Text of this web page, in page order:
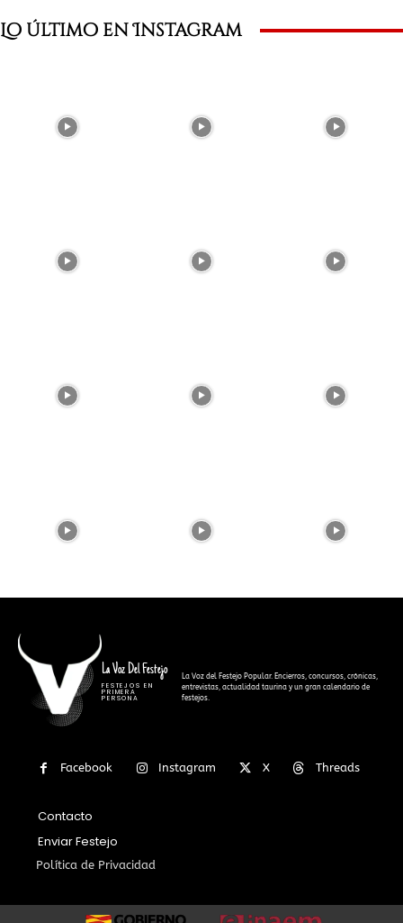
Lo último en Instagram
La Voz Del Festejo
FESTEJOS EN
PRIMERA
PERSONA
La Voz del Festejo Popular. Encierros, concursos, crónicas,
entrevistas, actualidad taurina y un gran calendario de
festejos.
Facebook Instagram X Threads
Contacto
Enviar Festejo
Política de Privacidad